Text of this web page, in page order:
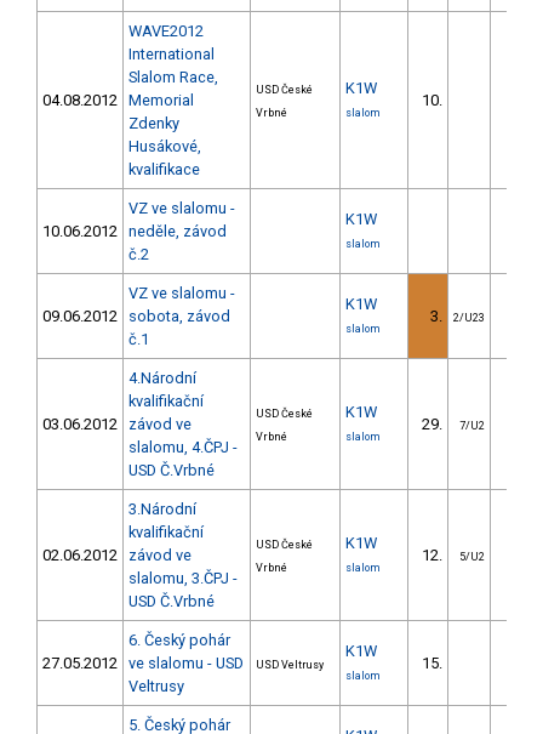
04.08.2012
WAVE2012
International
Slalom Race,
Memorial
Zdenky
Husákové,
kvalifikace
USD České
Vrbné
K1W
slalom
10.
10.06.2012
VZ ve slalomu -
neděle, závod
č.2
K1W
slalom
09.06.2012
VZ ve slalomu -
sobota, závod
č.1
K1W
slalom
3. 2/U23
03.06.2012
4.Národní
kvalifikační
závod ve
slalomu, 4.ČPJ -
USD Č.Vrbné
USD České
Vrbné
K1W
slalom
29. 7/U2
02.06.2012
3.Národní
kvalifikační
závod ve
slalomu, 3.ČPJ -
USD Č.Vrbné
USD České
Vrbné
K1W
slalom
12. 5/U2
27.05.2012
6. Český pohár
ve slalomu - USD
Veltrusy
USD Veltrusy
K1W
slalom
15.
5. Český pohár